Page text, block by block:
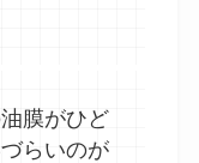
膜がひど
らいのが